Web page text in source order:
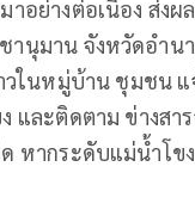
อย่างต่อเนื่อง ส่ง
นุมาน จังหวัดอำน
วในหมู่บ้าน ชุมชน
และติดตาม ข่างสา
หากระดับแม่น้ำโ